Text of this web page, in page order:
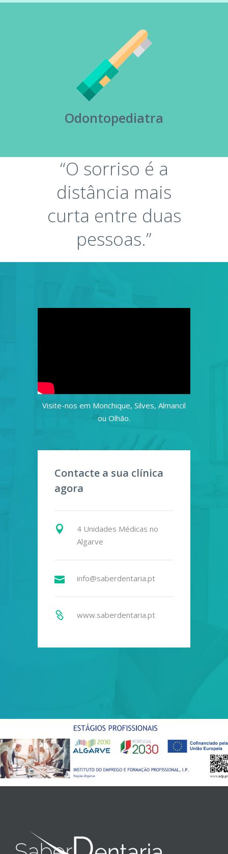
Odontopediatra
“O sorriso é a
distância mais
curta entre duas
pessoas.”
Visite-nos em Monchique, Silves, Almancil
ou Olhão.
Contacte a sua clínica
agora
4 Unidades Médicas no
Algarve
info@saberdentaria.pt
www.saberdentaria.pt